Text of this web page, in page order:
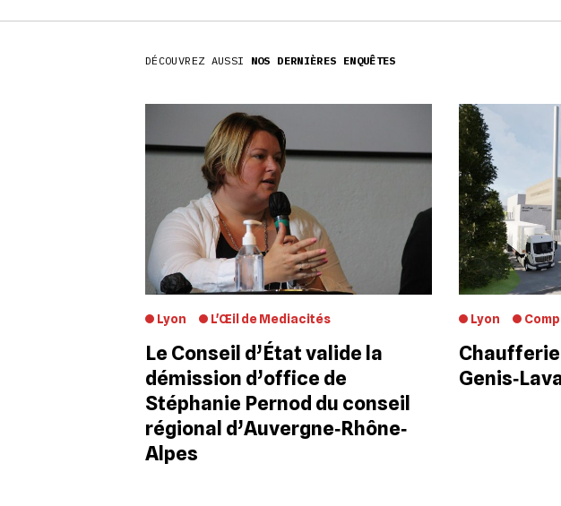
DÉCOUVREZ AUSSI NOS DERNIÈRES ENQUÊTES
Lyon L'Œil de Mediacités
Le Conseil d’État valide la
démission d’office de
Stéphanie Pernod du conseil
régional d’Auvergne‐Rhône‐
Alpes
Lyon
Chaufferie